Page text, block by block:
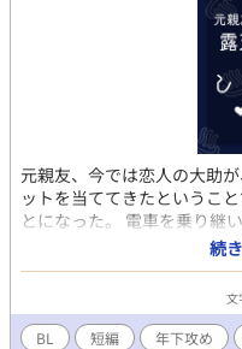
元親友、今では恋人の大助
ットを当ててきたというこ
とになった。 電車を乗り継
風呂付き客室で。 旅行、観
もちろん……。 ※「親友と訪
の部屋でした」「勢いで寝
けます」「経験豊富な元親
きですが、単体でもお楽し
続
文
BL 短編 年下攻め